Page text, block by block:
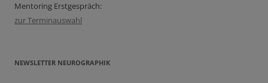
Mentoring Erstgespräch:
zur Terminauswahl
NEWSLETTER NEUROGRAPHIK